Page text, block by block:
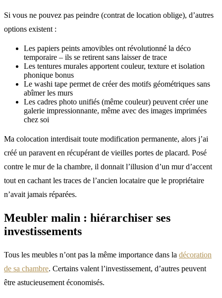
Si vous ne pouvez pas peindre (contrat de location oblige), d’autres
options existent :
Les papiers peints amovibles ont révolutionné la déco
temporaire – ils se retirent sans laisser de trace
Les tentures murales apportent couleur, texture et isolation
phonique bonus
Le washi tape permet de créer des motifs géométriques sans
abîmer les murs
Les cadres photo unifiés (même couleur) peuvent créer une
galerie impressionnante, même avec des images imprimées
chez soi
Ma colocation interdisait toute modification permanente, alors j’ai
créé un paravent en récupérant de vieilles portes de placard. Posé
contre le mur de la chambre, il donnait l’illusion d’un mur d’accent
tout en cachant les traces de l’ancien locataire que le propriétaire
n’avait jamais réparées.
Meubler malin : hiérarchiser ses
investissements
Tous les meubles n’ont pas la même importance dans la décoration
de sa chambre. Certains valent l’investissement, d’autres peuvent
être astucieusement économisés.